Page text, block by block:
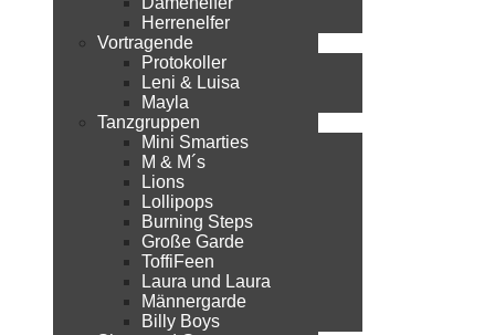
Herrenelfer
Vortragende
Protokoller
Leni & Luisa
Mayla
Tanzgruppen
Mini Smarties
M & M´s
Lions
Lollipops
Burning Steps
Große Garde
ToffiFeen
Laura und Laura
Männergarde
Billy Boys